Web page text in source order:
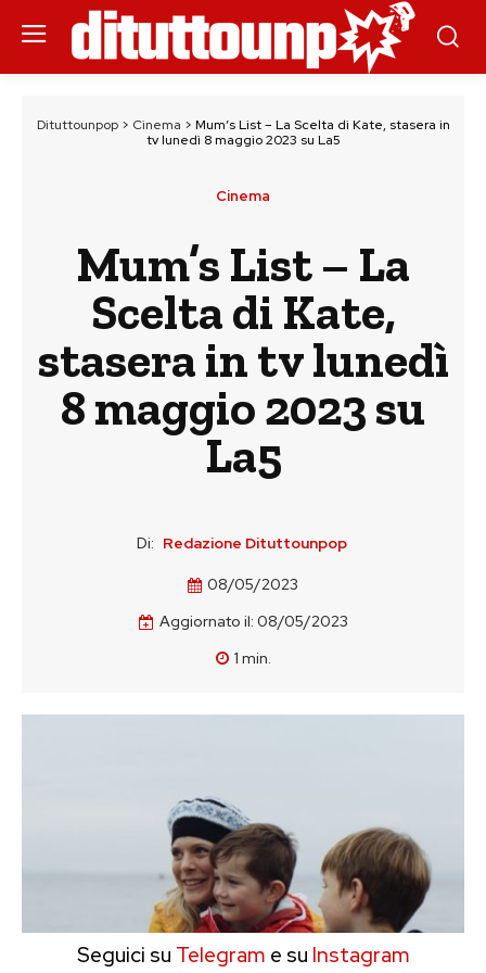
Dituttounpop> Cinema > Mum’s List – La Scelta di Kate, stasera in
tv lunedì 8 maggio 2023 su La5
Cinema
Mum’s List – La
Scelta di Kate,
stasera in tv lunedì
8 maggio 2023 su
La5
Di: Redazione Dituttounpop
08/05/2023
Aggiornato il: 08/05/2023
1 min.
Seguici su Telegram e su Instagram